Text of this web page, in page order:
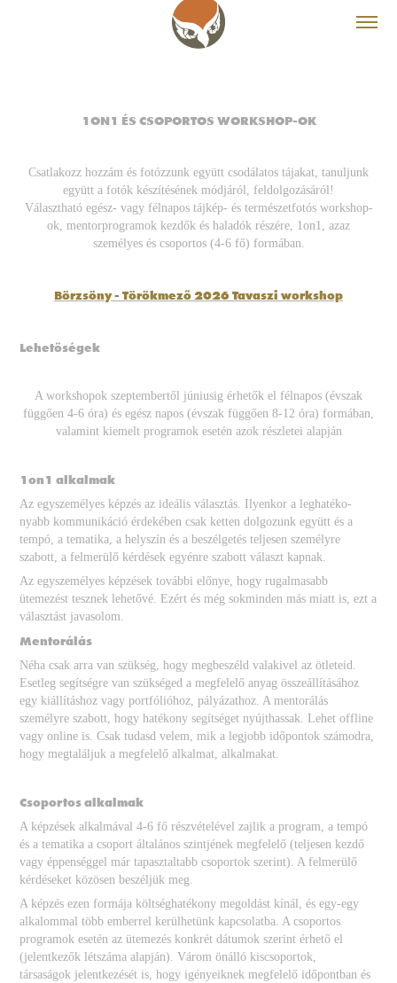
1ON1 ÉS CSOPORTOS WORKSHOP-OK
Csatlakozz hozzám és fotózzunk együtt csodálatos tájakat, tanuljunk
együtt a fotók készítésének módjáról, feldolgozásáról!
Választható egész- vagy félnapos tájkép- és természetfotós workshop-
ok, mentorprogramok kezdők és haladók részére, 1on1, azaz
személyes és csoportos (4-6 fő) formában.
Börzsöny - Törökmező 2026 Tavaszi workshop
Lehetőségek
A workshopok szeptembertől júniusig érhetők el félnapos (évszak
függően 4-6 óra) és egész napos (évszak függően 8-12 óra) formában,
valamint kiemelt programok esetén azok részletei alapján
1on1 alkalmak
Az egyszemélyes képzés az ideális választás. Ilyenkor a leghatéko-
nyabb kommunikáció érdekében csak ketten dolgozunk együtt és a
tempó, a tematika, a helyszín és a beszélgetés teljesen személyre
szabott, a felmerülő kérdések egyénre szabott választ kapnak.
Az egyszemélyes képzések további előnye, hogy rugalmasabb
ütemezést tesznek lehetővé. Ezért és még sokminden más miatt is, ezt a
választást javasolom.
Mentorálás
Néha csak arra van szükség, hogy megbeszéld valakivel az ötleteid.
Esetleg segítségre van szükséged a megfelelő anyag összeállításához
egy kiállításhoz vagy portfólióhoz, pályázathoz. A mentorálás
személyre szabott, hogy hatékony segítséget nyújthassak. Lehet offline
vagy online is. Csak tudasd velem, mik a legjobb időpontok számodra,
hogy megtaláljuk a megfelelő alkalmat, alkalmakat.
Csoportos alkalmak
A képzések alkalmával 4-6 fő részvételével zajlik a program, a tempó
és a tematika a csoport általános szintjének megfelelő (teljesen kezdő
vagy éppenséggel már tapasztaltabb csoportok szerint). A felmerülő
kérdéseket közösen beszéljük meg.
A képzés ezen formája költséghatékony megoldást kínál, és egy-egy
alkalommal több emberrel kerülhetünk kapcsolatba. A csoportos
programok esetén az ütemezés konkrét dátumok szerint érhető el
(jelentkezők létszáma alapján). Várom önálló kiscsoportok,
társaságok jelentkezését is, hogy igényeiknek megfelelő időpontban és